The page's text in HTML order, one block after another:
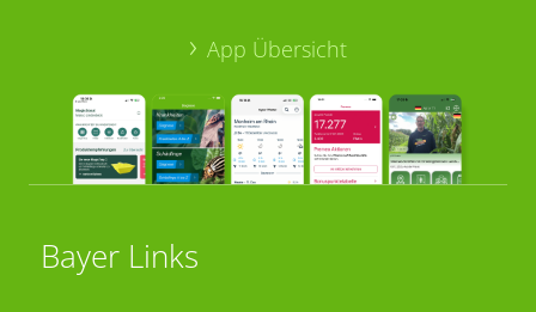
App Übersicht
Bayer Links